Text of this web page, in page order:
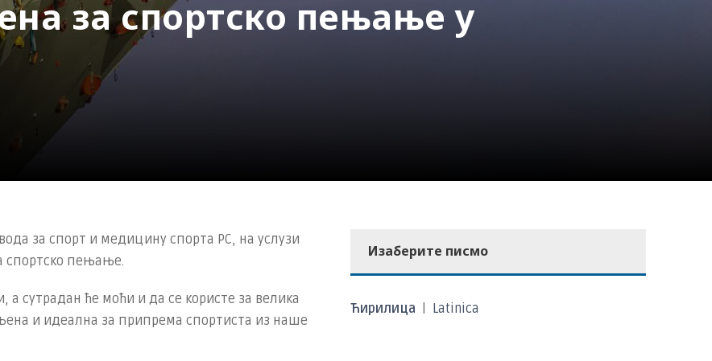
за спортско пењање у
за спорт и медицину спорта РС, на услузи
спортско пењање.
сутрадан ће моћи и да се користе за велика
и идеална за припрема спортиста из наше
Изаберите писмо
Ћирилица Latinica